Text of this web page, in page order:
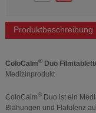
Produktbeschreibung
ColoCalm®Duo
Medizinprodukt
ColoCalm®Duo ist ein
Blähungen und Flatulenz